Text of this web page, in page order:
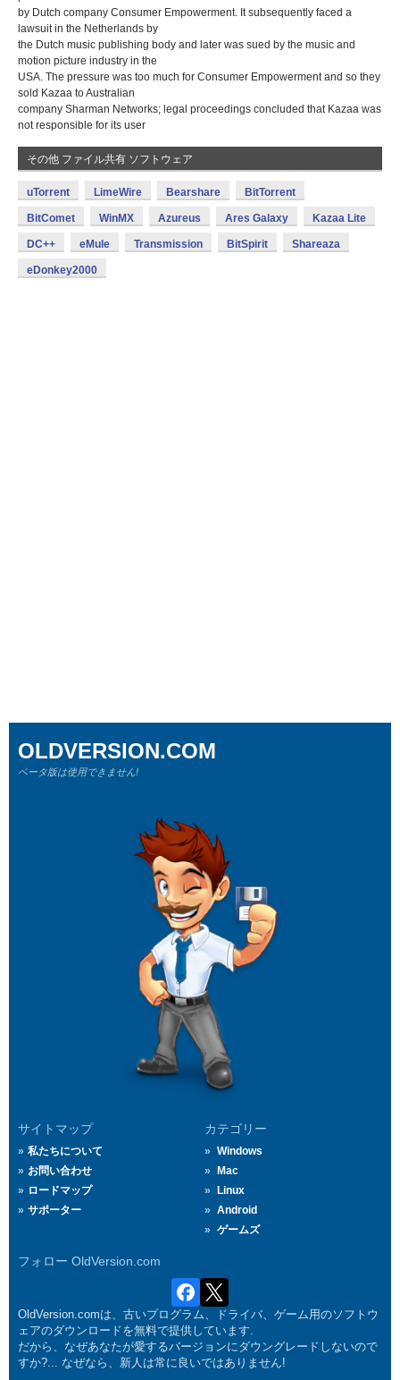
by Dutch company Consumer Empowerment. It subsequently faced a
lawsuit in the Netherlands by
the Dutch music publishing body and later was sued by the music and
motion picture industry in the
USA. The pressure was too much for Consumer Empowerment and so they
sold Kazaa to Australian
company Sharman Networks; legal proceedings concluded that Kazaa was
not responsible for its user
その他 ファイル共有 ソフトウェア
uTorrent LimeWire Bearshare BitTorrent
BitComet WinMX Azureus Ares Galaxy Kazaa Lite
DC++ eMule Transmission BitSpirit Shareaza
eDonkey2000
サイトマップ
私たちについて
お問い合わせ
ロードマップ
サポーター
カテゴリー
Windows
Mac
Linux
Android
ゲームズ
フォロー OldVersion.com
OLDVERSION.COM
ベータ版は使用できません!
OldVersion.comは、古いプログラム、ドライバ、ゲーム用のソフトウ
ェアのダウンロードを無料で提供しています.
だから、なぜあなたが愛するバージョンにダウングレードしないので
すか?... なぜなら、新人は常に良いではありません!